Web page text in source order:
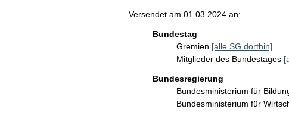
Versendet am 01.03.2024 an:
Bundestag
Gremien [alle SG dorthin]
Mitglieder des Bundestages
Bundesregierung
Bundesministerium für
Bundesministerium für